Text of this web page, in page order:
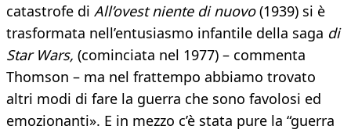
catastrofe di All’ovest niente di nuovo(1939) si è
trasformata nell’entusiasmo infantile della saga di
Star Wars, (cominciata nel 1977) – commenta
Thomson – ma nel frattempo abbiamo trovato
altri modi di fare la guerra che sono favolosi ed
emozionanti». E in mezzo c’è stata pure la “guerra